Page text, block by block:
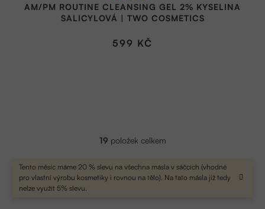
Tento měsíc máme 20 % slevu na všechna másla v sáčcích (vhodné
pro vlastní výrobu kosmetiky i rovnou na tělo). Na tato másla již tedy
nelze využít 5% slevu.
AM/PM ROUTINE CLEANSING GEL 2% KYSELINA
SALICYLOVÁ | TWO COSMETICS
599 KČ
O
l
á
d
19 položek celkem